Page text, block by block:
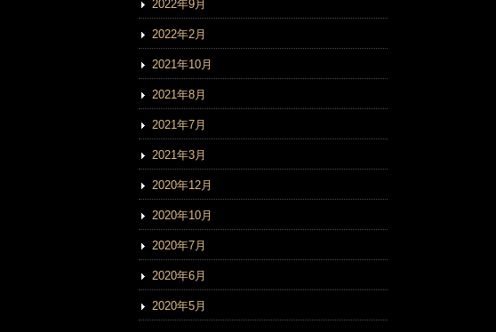
2022年9月
2022年2月
2021年10月
2021年8月
2021年7月
2021年3月
2020年12月
2020年10月
2020年7月
2020年6月
2020年5月